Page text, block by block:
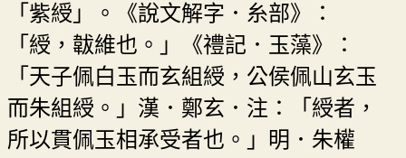
「紫綬」。《說文解字．糸部》：
「綬，韍維也。」《禮記．玉藻》：
「天子佩白玉而玄組綬，公侯佩山玄玉
而朱組綬。」漢．鄭玄．注：「綬者，
所以貫佩玉相承受者也。」明．朱權